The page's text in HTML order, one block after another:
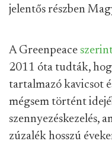
jelentős részben
A Greenpeace
2011 óta tudták,
tartalmazó kavicsot
mégsem történt
szennyezéskezelés,
zúzalék hosszú